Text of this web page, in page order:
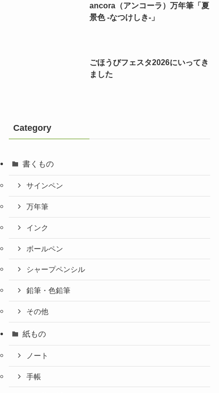
ancora（アンコーラ）万年筆「夏
景色 -なつけしき-」
ごほうびフェスタ2026にいってき
ました
Category
書くもの
サインペン
万年筆
インク
ボールペン
シャープペンシル
鉛筆・色鉛筆
その他
紙もの
ノート
手帳